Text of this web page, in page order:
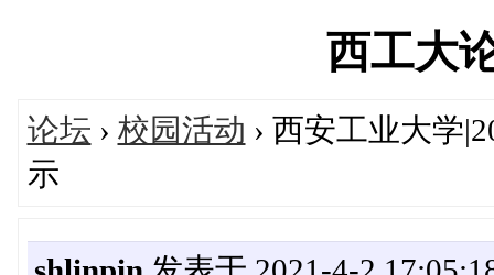
西工大
论坛 › 校园活动 › 西安工业大学
示